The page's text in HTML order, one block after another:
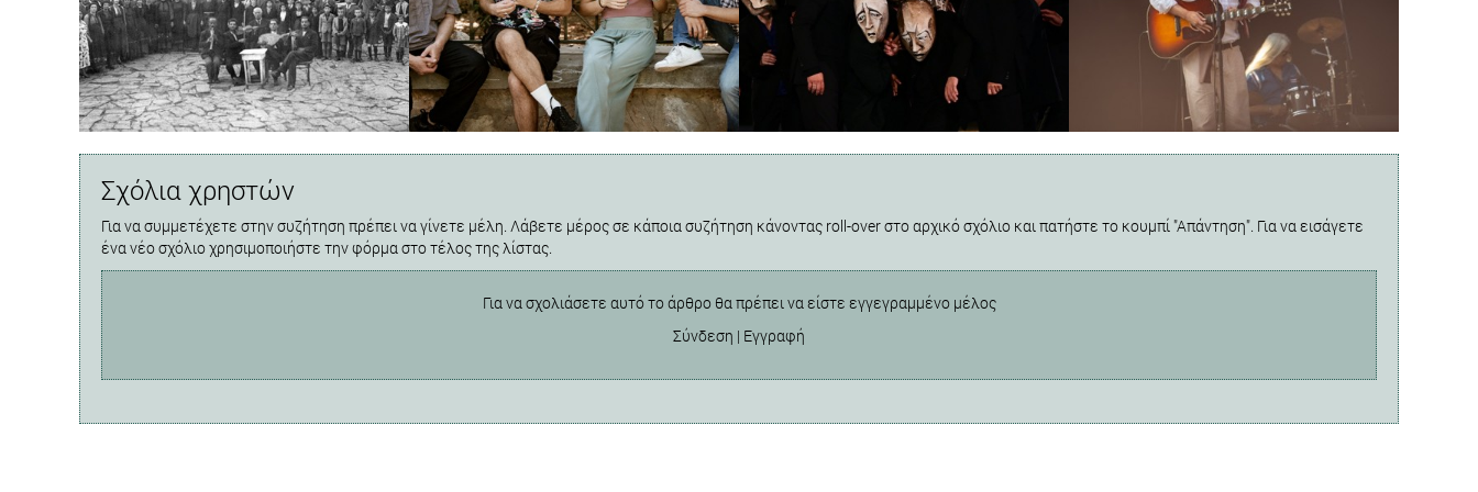
Σχόλια χρηστών
Για να συμμετέχετε στην συζήτηση πρέπει να γίνετε μέλη. Λάβετε μέρος σε κάποια συζήτηση κάνοντας roll-over στο αρχικό σχόλιο και πατήστε το κουμπί "Απάντηση". Για να εισάγετε
ένα νέο σχόλιο χρησιμοποιήστε την φόρμα στο τέλος της λίστας.
Για να σχολιάσετε αυτό το άρθρο θα πρέπει να είστε εγγεγραμμένο μέλος
Σύνδεση | Εγγραφή